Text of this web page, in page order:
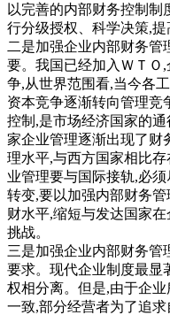
以完善的内部财务控制
行分级授权、科学决策,提
二是加强企业内部财务管
要。我国已经加入ＷＴＯ
争,从世界范围看,当今各
资本竞争逐渐转向管理竞
控制,是市场经济国家的
家企业管理逐渐出现了财
理水平,与西方国家相比
业管理要与国际接轨,必
转变,要以加强内部财务
财水平,缩短与发达国家
挑战。
三是加强企业内部财务管
要求。现代企业制度最显
权相分离。但是,由于企
一致,部分经营者为了追